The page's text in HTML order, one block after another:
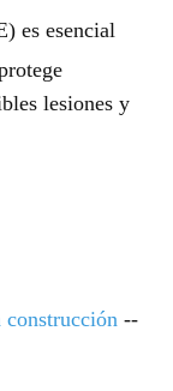
es esencial
lesiones y
construcción --